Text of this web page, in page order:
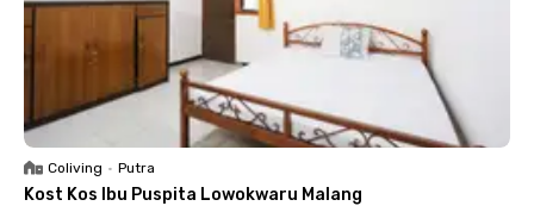
Coliving • Putra
Kost Kos Ibu Puspita Lowokwaru Malang